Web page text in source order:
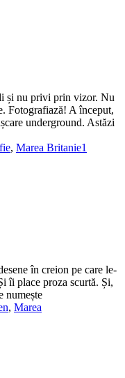
și nu privi prin vizor. Nu
Fotografiază! A început,
underground. Astăzi
, Marea Britanie1
în creion pe care le-
îi place proza scurtă. Și,
numește
, Marea